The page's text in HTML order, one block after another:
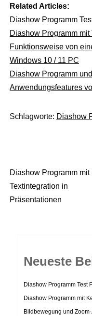
Related Articles:
Diashow Programm
Diashow Programm
Funktionsweise von
Windows 10 / 11 PC
Diashow Programm
Anwendungsfeatures
Schlagworte: Diashow
Beitrags-
Navigation
Diashow Programm mit
Textintegration in
Präsentationen
Neueste
Diashow Programm Test
Diashow Programm mit
Bildbewegung und